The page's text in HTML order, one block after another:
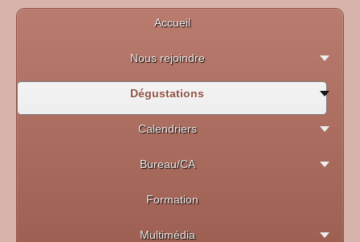
Accueil
Nous rejoindre
Dégustations
Calendriers
Bureau/CA
Formation
Multimédia